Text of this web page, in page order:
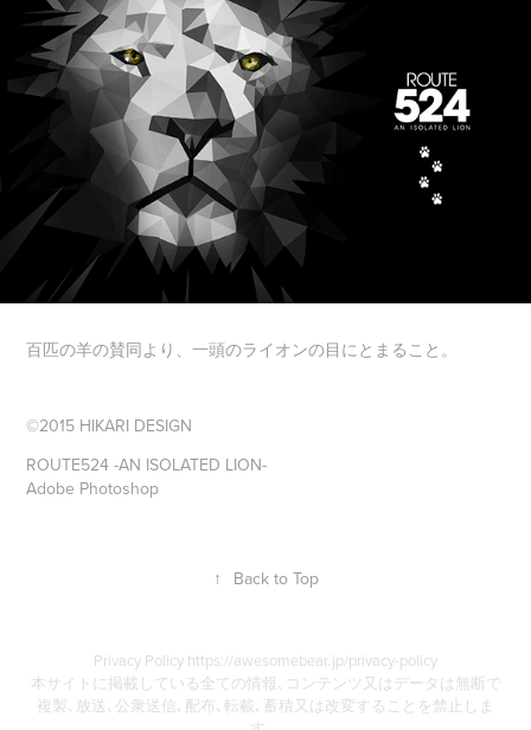
百匹の羊の賛同より、一頭のライオンの目にとまること。
©2015 HIKARI DESIGN
ROUTE524 -AN ISOLATED LION-
Adobe Photoshop
↑ Back to Top
Privacy Policy https://awesomebear.jp/privacy-policy
本サイトに掲載している全ての情報､コンテンツ又はデータは無断で
複製､放送､公衆送信､配布､転載､蓄積又は改変することを禁止しま